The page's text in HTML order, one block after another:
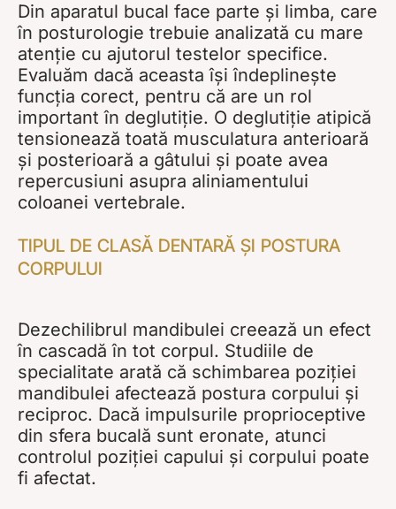
Din aparatul bucal face parte și limba, care
în posturologie trebuie analizată cu mare
atenție cu ajutorul testelor specifice.
Evaluăm dacă aceasta își îndeplinește
funcția corect, pentru că are un rol
important în deglutiție. O deglutiție atipică
tensionează toată musculatura anterioară
și posterioară a gâtului și poate avea
repercusiuni asupra aliniamentului
coloanei vertebrale.
TIPUL DE CLASĂ DENTARĂ ȘI POSTURA
CORPULUI
Dezechilibrul mandibulei creează un efect
în cascadă în tot corpul. Studiile de
specialitate arată că schimbarea poziției
mandibulei afectează postura corpului și
reciproc. Dacă impulsurile proprioceptive
din sfera bucală sunt eronate, atunci
controlul poziției capului și corpului poate
fi afectat.